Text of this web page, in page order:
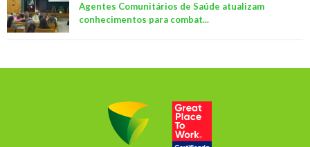
Agentes Comunitários de Saúde atualizam
conhecimentos para combat...